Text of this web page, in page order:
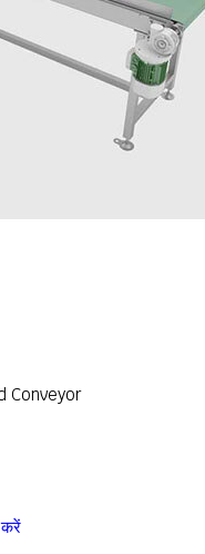
Conveyor
करें